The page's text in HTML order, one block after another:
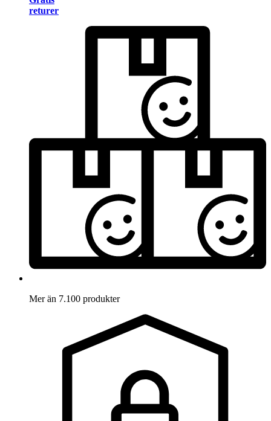
returer
Mer än 7.100 produkter